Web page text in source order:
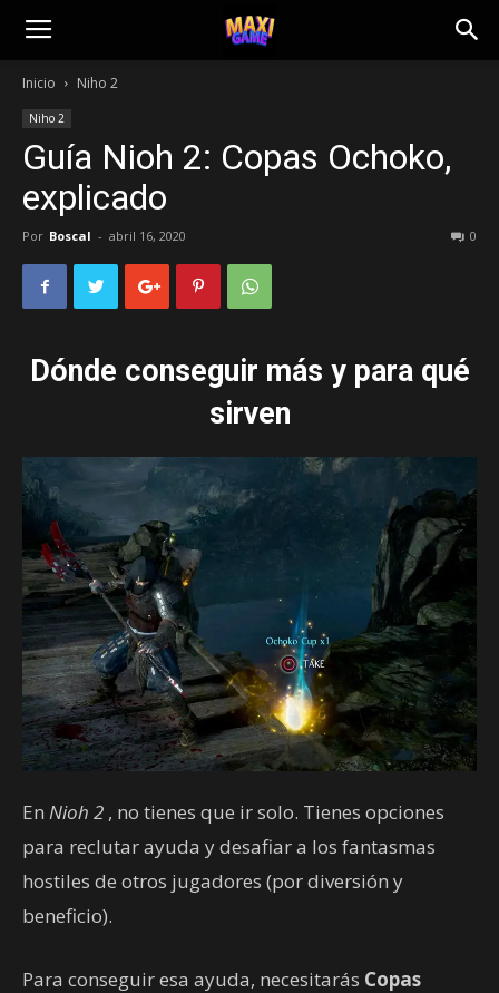
Inicio Niho 2
Niho 2
Guía Nioh 2: Copas Ochoko,
explicado
Por Boscal - abril 16, 2020 0
Dónde conseguir más y para qué
sirven
En Nioh 2 , no tienes que ir solo. Tienes opciones
para reclutar ayuda y desafiar a los fantasmas
hostiles de otros jugadores (por diversión y
beneficio).
Para conseguir esa ayuda, necesitarás Copas